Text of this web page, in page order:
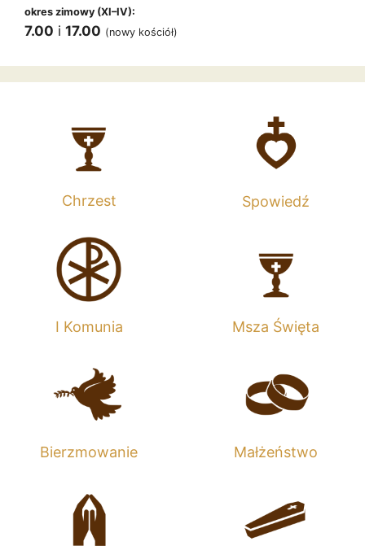
okres zimowy (XI–IV):
7.00 i 17.00 (nowy kościół)
Chrzest Spowiedź
I Komunia Msza Święta
Bierzmowanie Małżeństwo